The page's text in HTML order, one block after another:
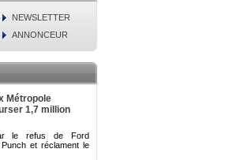
NEWSLETTER
ANNONCEUR
Métropole
1,7 million
le refus de Ford
et réclament le